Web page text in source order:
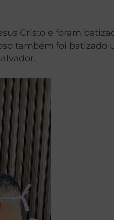
Cristo e foram
também foi batizado